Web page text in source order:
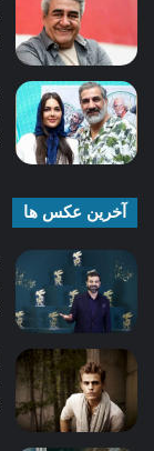
آخرین عکس ها